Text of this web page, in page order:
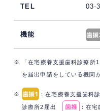
03-
※ 「在宅療養支援歯科診療所1
を届出申請をしている機関
※ ：在宅療養支援歯科
診療所2届出 ：在